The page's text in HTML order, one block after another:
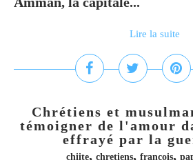
Lire la suite
Chrétiens et
témoigner de l'amour
effrayé par la
chiite, chretiens, francois,